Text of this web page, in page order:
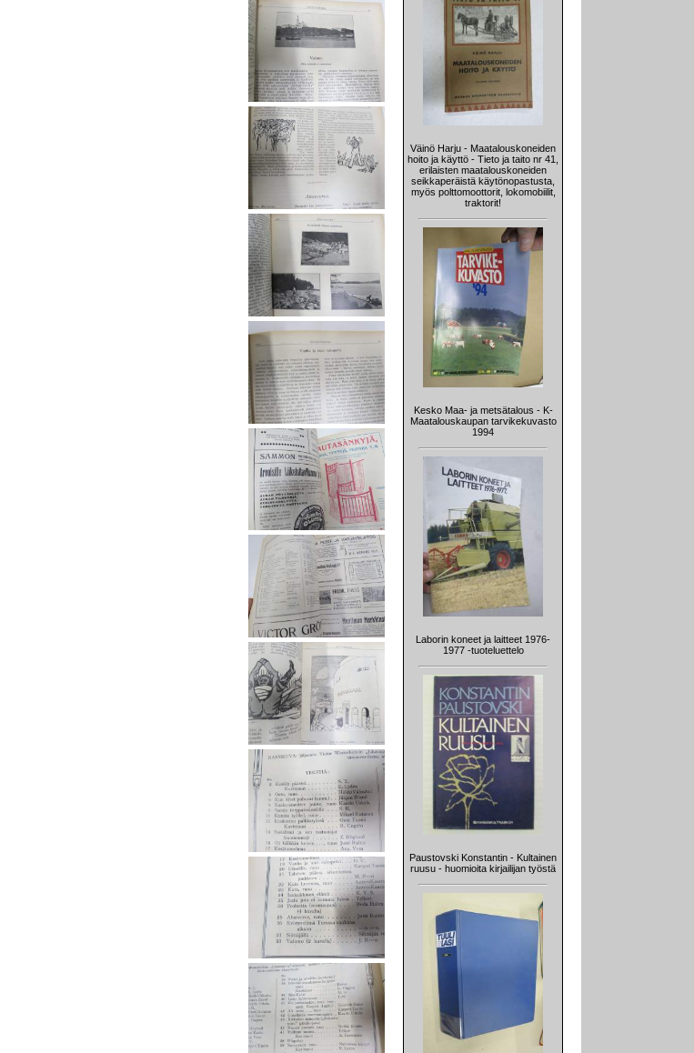
Väinö Harju - Maatalouskoneiden
hoito ja käyttö - Tieto ja taito nr 41,
erilaisten maatalouskoneiden
seikkaperäistä käytönopastusta,
myös polttomoottorit, lokomobiilit,
traktorit!
Kesko Maa- ja metsätalous - K-
Maatalouskaupan tarvikekuvasto
1994
Laborin koneet ja laitteet 1976-
1977 -tuoteluettelo
Paustovski Konstantin - Kultainen
ruusu - huomioita kirjailijan työstä